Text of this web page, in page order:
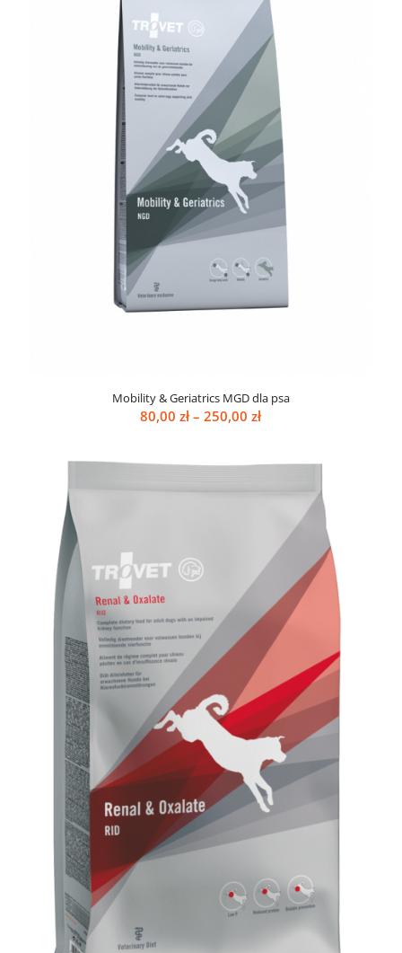
Mobility & Geriatrics MGD dla psa
80,00zł – 250,00złZakres
250,00 zł